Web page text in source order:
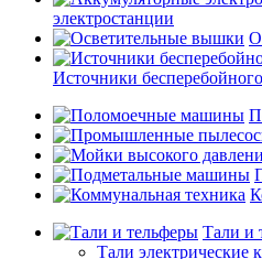
электростанции
Источники
Тали и
Тали электрические